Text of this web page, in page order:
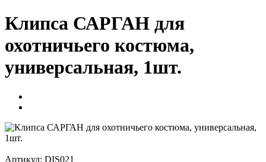
Клипса САРГАН для
охотничьего костюма,
универсальная, 1шт.
Артикул: DIS021